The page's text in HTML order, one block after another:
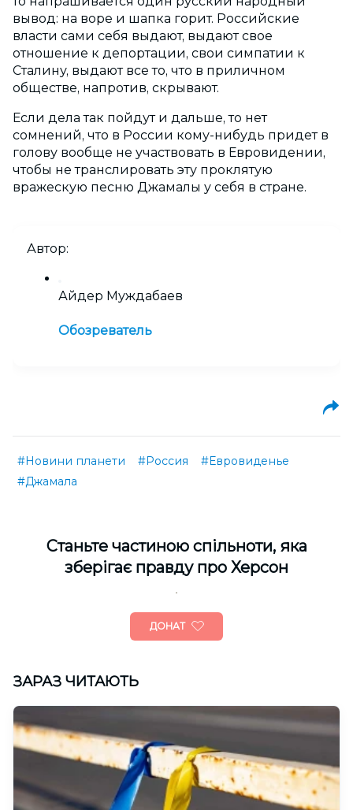
вывод: на воре и шапка горит. Российские
власти сами себя выдают, выдают свое
отношение к депортации, свои симпатии к
Сталину, выдают все то, что в приличном
обществе, напротив, скрывают.
Если дела так пойдут и дальше, то нет
сомнений, что в России кому-нибудь придет в
голову вообще не участвовать в Евровидении,
чтобы не транслировать эту проклятую
вражескую песню Джамалы у себя в стране.
Автор:
Айдер Муждабаев
Обозреватель
#Новини планети #Россия
#Евровиденье
#Джамала
Cтаньте частиною спільноти, яка
зберігає правду про Херсон
ДОНАТ
ЗАРАЗ ЧИТАЮТЬ